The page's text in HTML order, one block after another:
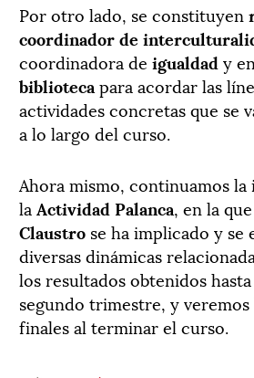
Por otro lado, se constituyen
coordinador de
coordinadora de igualdad y
biblioteca para acordar las
actividades concretas que se
a lo largo del curso.
Ahora mismo, continuamos
la Actividad Palanca, en la
Claustro se ha implicado y se
diversas dinámicas
los resultados obtenidos
segundo trimestre, y
finales al terminar el curso.